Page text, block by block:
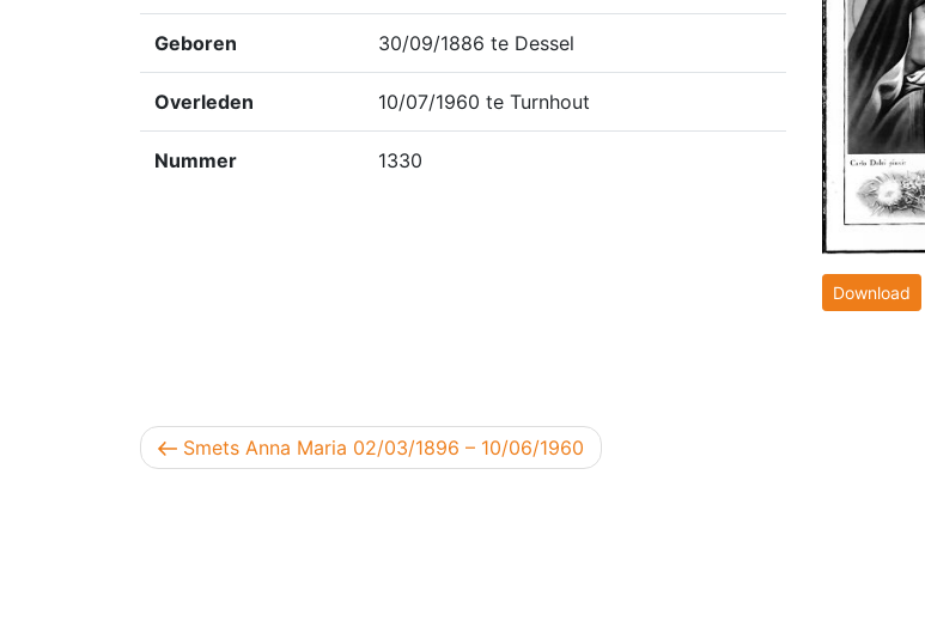
Geboren 30/09/1886 te Dessel
Overleden 10/07/1960 te Turnhout
Nummer 1330
Download
Berichtnavigatie
Vorig bericht
Smets Anna Maria 02/03/1896 – 10/06/1960